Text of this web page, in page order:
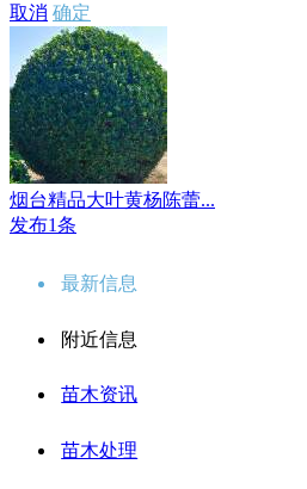
取消 确定
烟台精品大叶黄杨陈蕾...
发布1条
最新信息
附近信息
苗木资讯
苗木处理